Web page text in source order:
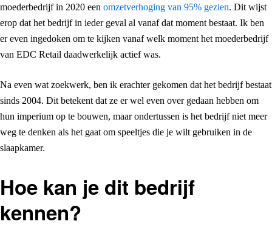
moederbedrijf in 2020 een omzetverhoging van 95% gezien. Dit wijst
erop dat het bedrijf in ieder geval al vanaf dat moment bestaat. Ik ben
er even ingedoken om te kijken vanaf welk moment het moederbedrijf
van EDC Retail daadwerkelijk actief was.
Na even wat zoekwerk, ben ik erachter gekomen dat het bedrijf bestaat
sinds 2004. Dit betekent dat ze er wel even over gedaan hebben om
hun imperium op te bouwen, maar ondertussen is het bedrijf niet meer
weg te denken als het gaat om speeltjes die je wilt gebruiken in de
slaapkamer.
Hoe kan je dit bedrijf
kennen?